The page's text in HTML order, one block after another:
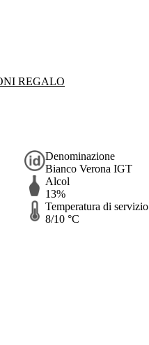
REGALO
Denominazione
Bianco Verona IGT
Alcol
13%
Temperatura di servizio
8/10 °C